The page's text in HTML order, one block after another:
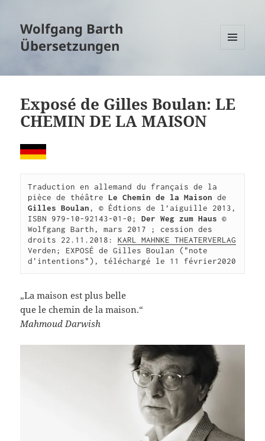
Wolfgang Barth
Übersetzungen
WIDGETS
Exposé de Gilles Boulan: LE
CHEMIN DE LA MAISON
Traduction en allemand du français de la
pièce de théâtre Le Chemin de la Maison
Gilles Boulan, © Édtions de l’aiguille 2013,
ISBN 979-10-92143-01-0; Der Weg zum Haus ©
Wolfgang Barth, mars 2017 ; cession des
droits 22.11.2018: KARL MAHNKE THEATERVERLAG
Verden; EXPOSÉ de Gilles Boulan ("note
„La maison est plus belle
que le chemin de la maison.“
Mahmoud Darwish